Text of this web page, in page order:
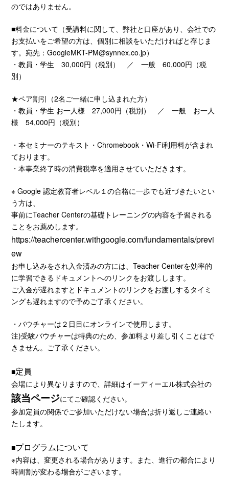
のではありません。
■料金について（受講料に関して、弊社と口座があり、会社での
お支払いをご希望の方は、個別に相談をいただければと存じま
す。宛先：GoogleMKT-PM@synnex.co.jp）
・教員・学生 30,000円（税別） ／ 一般 60,000円（税
別）
★ペア割引（2名ご一緒に申し込まれた方）
・教員・学生 お一人様 27,000円（税別） ／ 一般 お一人
様 54,000円（税別）
・本セミナーのテキスト・Chromebook・Wi-Fi利用料が含まれ
ております。
・本事業終了時の消費税率を適用させていただきます。
※ Google 認定教育者レベル１の合格に一歩でも近づきたいとい
う方は、
事前にTeacher Centerの基礎トレーニングの内容を予習される
ことをお薦めします。
https://teachercenter.withgoogle.com/fundamentals/previ
ew
お申し込みをされ入金済みの方には、Teacher Centerを効率的
に学習できるドキュメントへのリンクをお渡しします。
ご入金が遅れますとドキュメントのリンクをお渡しするタイミ
ングも遅れますので予めご了承ください。
・バウチャーは２日目にオンラインで使用します。
注)受験バウチャーは特典のため、参加料より差し引くことはで
きません。ご了承ください。
■定員
会場により異なりますので、詳細はイーディーエル株式会社の
該当ページにてご確認ください。
参加定員の関係でご参加いただけない場合は折り返しご連絡い
たします。
■プログラムについて
※内容は、変更される場合があります。また、進行の都合により
時間割が変わる場合がございます。